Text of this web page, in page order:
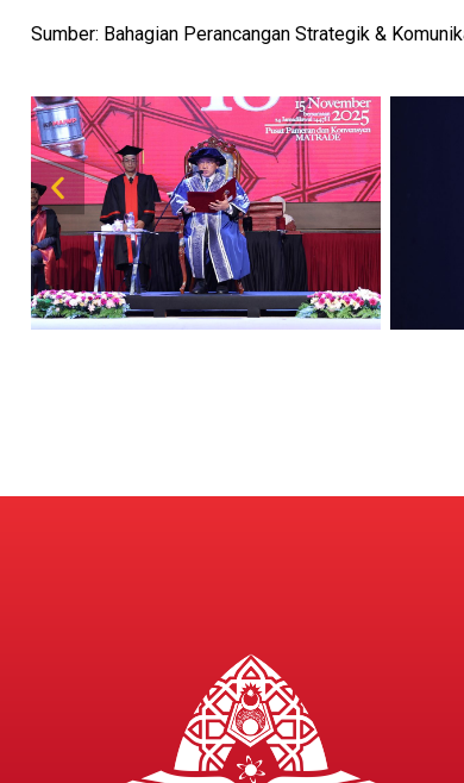
Sumber: Bahagian Perancangan Strategik &